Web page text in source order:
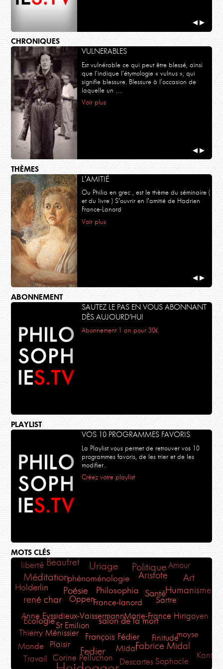
◀ ▶
CHRONIQUES
VULNERABLES
Est vulnérable ce qui peut être blessé, ainsi
que l’indique l’étymologie « vulnus », qui
signifie blessure. Blessure à l’occasion de
laquelle un …
Voir plus
◀ ▶
THÈMES
L'AMITIÉ
Ou Philia en grec , est le thème du séminaire (
et du livre ) S'ouvrir en l'amitié de Hadrien
France-Lanord
Voir plus
◀ ▶
ABONNEMENT
SAUTEZ LE PAS EN VOUS ABONNANT
DÈS AUJOURD’HUI
Abonnement 1 an pour 30€
PLAYLIST
VOS 10 PROGRAMMES FAVORIS
La Playlist vous permet de retrouver vos 10
programmes favoris, de les trier et de les
modifier.
Créez votre playlist
MOTS CLÉS
liberté Beaufret Uriage PolitiqueAmour
Méditationphénoménologie Aristote Art
Holderlin Poésie Philosophia SantéHumanisme
rené char
OppenFrance-lanord
Sartre
Anne Eyssidieux-VaissermannMarie-France Hirigoyen
EcologieSt Emilion
salon de la mort
Thierry Ménissier
François Fédier Finitudemoyse
Monde
Plaisir
Fedier MidalFabrice Midal
Travail Corine Pelluchon DescartesSophocle
Kant